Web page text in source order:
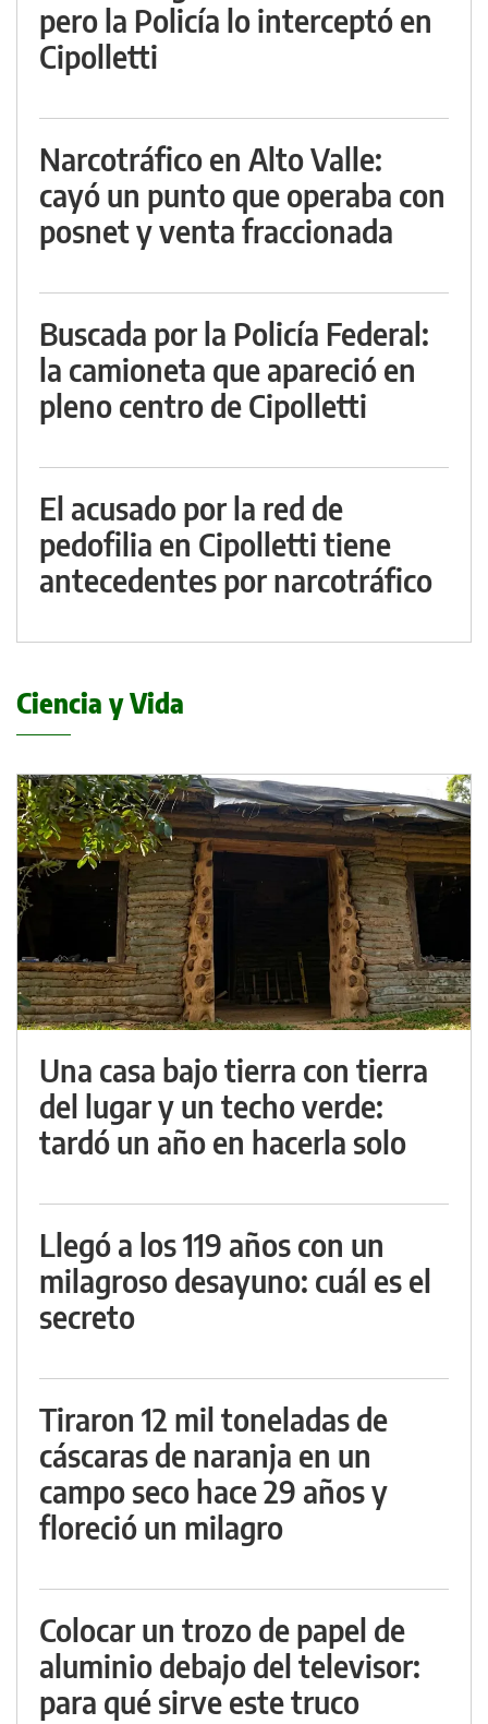
pero la Policía lo interceptó en
Cipolletti
Narcotráfico en Alto Valle:
cayó un punto que operaba con
posnet y venta fraccionada
Buscada por la Policía Federal:
la camioneta que apareció en
pleno centro de Cipolletti
El acusado por la red de
pedofilia en Cipolletti tiene
antecedentes por narcotráfico
Ciencia y Vida
Una casa bajo tierra con tierra
del lugar y un techo verde:
tardó un año en hacerla solo
Llegó a los 119 años con un
milagroso desayuno: cuál es el
secreto
Tiraron 12 mil toneladas de
cáscaras de naranja en un
campo seco hace 29 años y
floreció un milagro
Colocar un trozo de papel de
aluminio debajo del televisor:
para qué sirve este truco